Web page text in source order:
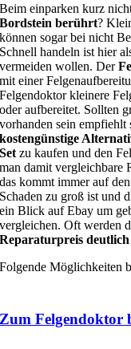
Beim einparken kurz
Bordstein berührt?
können sogar bei nicht
Schnell handeln ist hier
vermeiden wollen. Der
mit einer
Felgendoktor kleinere
oder aufbereitet. Sollten
vorhanden sein empfiehlt
kostengünstige
Set zu kaufen und den
man damit vergleichbare
das kommt immer auf
Schaden zu groß ist und
ein Blick auf Ebay um
vergleichen. Oft werden
Reparaturpreis
Folgende Möglichkeiten
Zum Felgendoktor